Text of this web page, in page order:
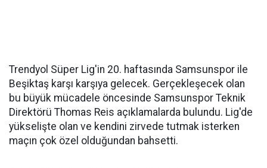
Trendyol Süper Lig'in 20. haftasında Samsunspor ile
Beşiktaş karşı karşıya gelecek. Gerçekleşecek olan
bu büyük mücadele öncesinde Samsunspor Teknik
Direktörü Thomas Reis açıklamalarda bulundu. Lig'de
yükselişte olan ve kendini zirvede tutmak isterken
maçın çok özel olduğundan bahsetti.